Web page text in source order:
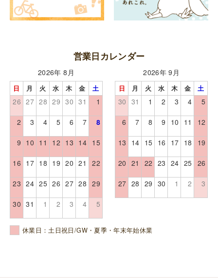
営業日カレンダー
2026年 8月
日 月 火 水 木 金 土
26 27 28 29 30 31 1
2 3 4 5 6 7 8
9 10 11 12 13 14 15
16 17 18 19 20 21 22
23 24 25 26 27 28 29
30 31 1 2 3 4 5
2026年 9月
日 月 火 水 木 金 土
30 31 1 2 3 4 5
6 7 8 9 10 11 12
13 14 15 16 17 18 19
20 21 22 23 24 25 26
27 28 29 30 1 2 3
休業日：土日祝日/GW・夏季・年末年始休業